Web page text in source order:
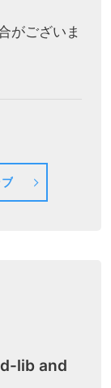
がございま
lib and